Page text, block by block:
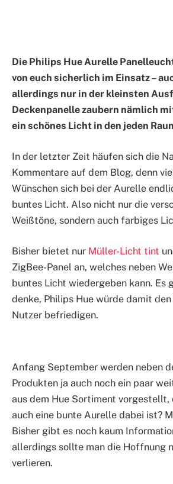
Die Philips Hue Aurelle
von euch sicherlich im Einsatz –
allerdings nur in der kleinsten
Deckenpanelle zaubern nämlich
ein schönes Licht in den jeden
In der letzter Zeit häufen sich die
Kommentare auf dem Blog, denn
Wünschen sich bei der Aurelle
buntes Licht. Also nicht nur die
Weißtöne, sondern auch farbiges
Bisher bietet nur Müller-Licht tint
ZigBee-Panel an, welches neben
buntes Licht wiedergeben kann. Es
denke, Philips Hue würde damit
Nutzer befriedigen.
Anfang September werden neben
Produkten ja auch noch ein paar
aus dem Hue Sortiment
auch eine bunte Aurelle dabei ist?
Bisher gibt es noch kaum
allerdings sollte man die Hoffnung
verlieren.